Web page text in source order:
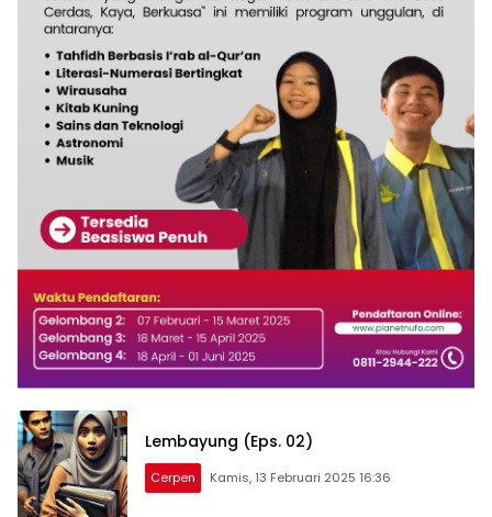
Lembayung (Eps. 02)
Cerpen Kamis, 13 Februari 2025 16:36